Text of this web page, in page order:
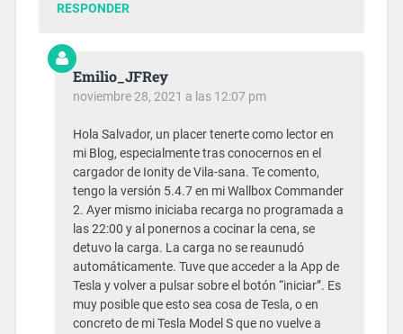
RESPONDER
Emilio_JFRey
noviembre 28, 2021 a las 12:07 pm
Hola Salvador, un placer tenerte como lector en
mi Blog, especialmente tras conocernos en el
cargador de Ionity de Vila-sana. Te comento,
tengo la versión 5.4.7 en mi Wallbox Commander
2. Ayer mismo iniciaba recarga no programada a
las 22:00 y al ponernos a cocinar la cena, se
detuvo la carga. La carga no se reaunudó
automáticamente. Tuve que acceder a la App de
Tesla y volver a pulsar sobre el botón “iniciar”. Es
muy posible que esto sea cosa de Tesla, o en
concreto de mi Tesla Model S que no vuelve a